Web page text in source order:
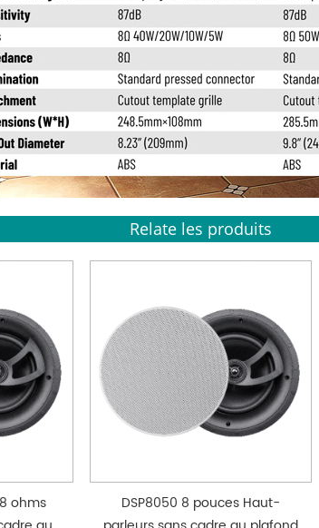
Relate les produits
ohms
DSP8050 8 pouces Haut-